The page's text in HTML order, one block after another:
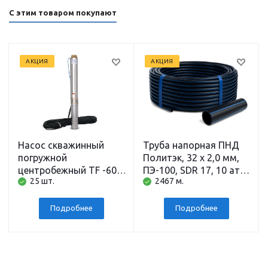
С этим товаром покупают
АКЦИЯ
Насос скважинный
погружной
центробежный TF -60
(4", 220В, 1000Вт,
5000л/ч, 60м) кабель
35 м. BELAMOS
25 шт.
Подробнее
АКЦИЯ
Труба напорная ПНД
Политэк, 32 x 2,0 мм,
ПЭ-100, SDR 17, 10 атм,
200 м2467 м.
Подробнее